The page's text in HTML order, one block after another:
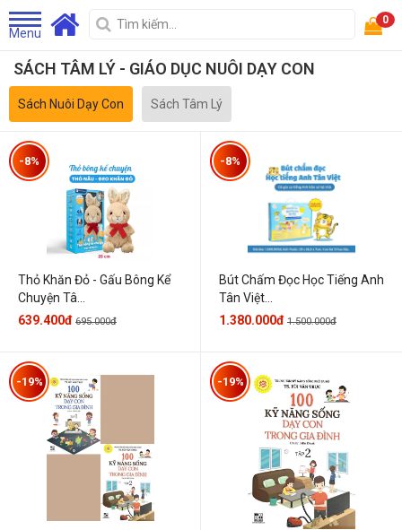
Menu
0
SÁCH TÂM LÝ - GIÁO DỤC NUÔI DẠY CON
Sách Nuôi Dạy Con Sách Tâm Lý
Thỏ Khăn Đỏ - Gấu Bông Kể
Chuyện Tâ...
-8%
639.400đ 695.000đ
Bút Chấm Đọc Học Tiếng Anh
Tân Việt...
-8%
1.380.000đ 1.500.000đ
-19% -19%